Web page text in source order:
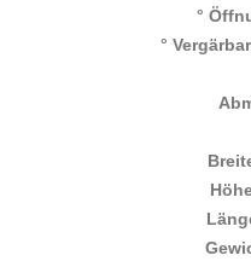
°
°